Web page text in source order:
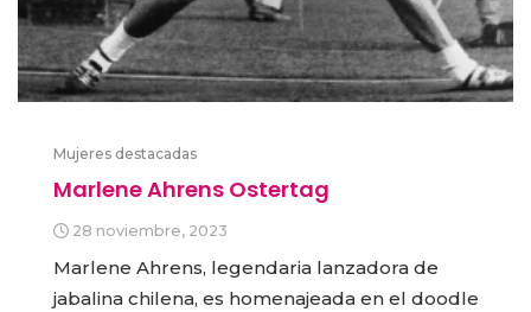
Mujeres destacadas
Marlene Ahrens Ostertag
28 noviembre, 2023
Marlene Ahrens, legendaria lanzadora de
jabalina chilena, es homenajeada en el doodle